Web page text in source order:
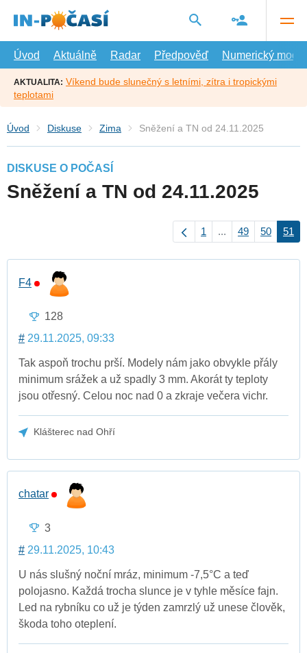
hlavní
Úvod
Aktuálně Radar Předpověď Numerický model
AKTUALITA: Víkend bude slunečný s letními, zítra i tropickými
teplotami
Úvod Diskuse Zima Sněžení a TN od 24.11.2025
DISKUSE O POČASÍ
Sněžení a TN od 24.11.2025
1 ... 49 50 51
F4
128
# 29.11.2025, 09:33
Tak aspoň trochu prší. Modely nám jako obvykle přály
minimum srážek a už spadly 3 mm. Akorát ty teploty
jsou otřesný. Celou noc nad 0 a zkraje večera vichr.
Klášterec nad Ohří
chatar
3
# 29.11.2025, 10:43
U nás slušný noční mráz, minimum -7,5°C a teď
polojasno. Každá trocha slunce je v tyhle měsíce fajn.
Led na rybníku co už je týden zamrzlý už unese člověk,
škoda toho oteplení.